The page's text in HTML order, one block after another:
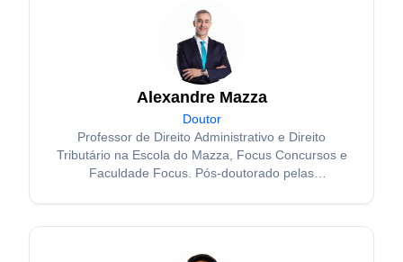
Alexandre Mazza
Doutor
Professor de Direito Administrativo e Direito
Tributário na Escola do Mazza, Focus Concursos e
Faculdade Focus. Pós-doutorado pelas
Mestre em Direito Administrativo pela Pontifícia
Universidade Católica de São Paulo (PUC-SP).